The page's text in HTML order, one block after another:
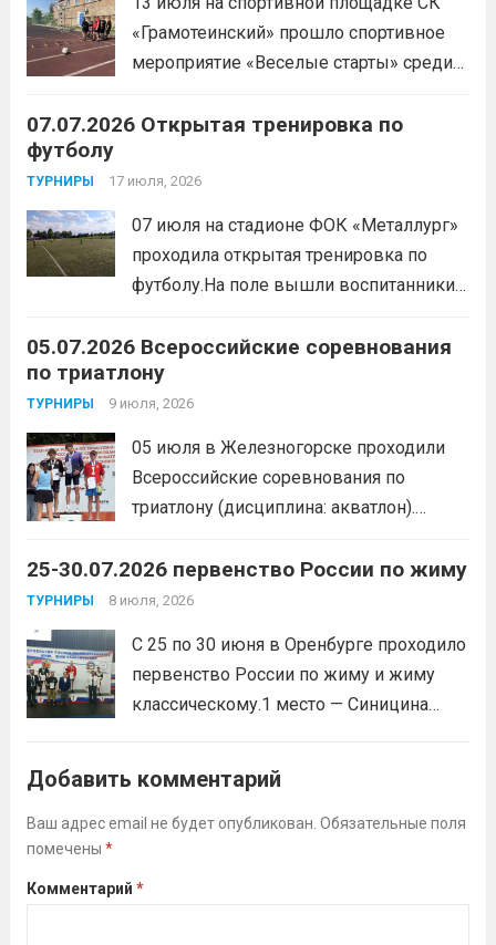
«Грамотеинский» прошло спортивное
мероприятие «Веселые старты» среди
шайбой».Несмотря на
мероприятия, главной целью
организаторы ставили сплочение
коллектива и пропаганду здорового
образа жизни. По итогам прохождения
всех этапов участники
07.07.2026 Открытая тренировка по
футболу
ТУРНИРЫ 17 июля, 2026
07 июля на стадионе ФОК «Металлург»
проходила открытая тренировка по
футболу.На поле вышли воспитанники
Участники отработали технику владения
мячом и сыграли несколько коротких
товарищеских матчей.
05.07.2026 Всероссийские соревнования
по триатлону
ТУРНИРЫ 9 июля, 2026
05 июля в Железногорске проходили
Всероссийские соревнования по
триатлону (дисциплина: акватлон).
Макарова, Серов Станислав, занял 1
место. Подготовила спортсмена тренер-
Викторовна.Читать дальше
25-30.07.2026 первенство России по жиму
ТУРНИРЫ 8 июля, 2026
С 25 по 30 июня в Оренбурге проходило
первенство России по жиму и жиму
классическому.1 место — Синицина
(тренер Задорина Я.С.)
Добавить комментарий
Ваш адрес email не будет опубликован. Обязательные поля
помечены *
Комментарий *